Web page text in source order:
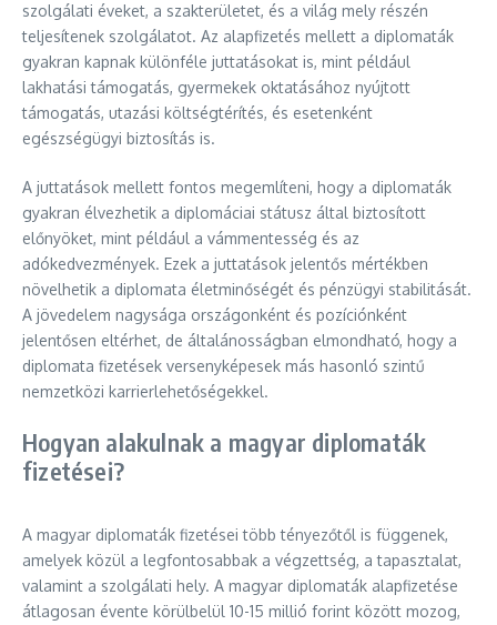
szolgálati éveket, a szakterületet, és a világ mely részén
teljesítenek szolgálatot. Az alapfizetés mellett a diplomaták
gyakran kapnak különféle juttatásokat is, mint például
lakhatási támogatás, gyermekek oktatásához nyújtott
támogatás, utazási költségtérítés, és esetenként
egészségügyi biztosítás is.
A juttatások mellett fontos megemlíteni, hogy a diplomaták
gyakran élvezhetik a diplomáciai státusz által biztosított
előnyöket, mint például a vámmentesség és az
adókedvezmények. Ezek a juttatások jelentős mértékben
növelhetik a diplomata életminőségét és pénzügyi stabilitását.
A jövedelem nagysága országonként és pozíciónként
jelentősen eltérhet, de általánosságban elmondható, hogy a
diplomata fizetések versenyképesek más hasonló szintű
nemzetközi karrierlehetőségekkel.
Hogyan alakulnak a magyar diplomaták
fizetései?
A magyar diplomaták fizetései több tényezőtől is függenek,
amelyek közül a legfontosabbak a végzettség, a tapasztalat,
valamint a szolgálati hely. A magyar diplomaták alapfizetése
átlagosan évente körülbelül 10-15 millió forint között mozog,